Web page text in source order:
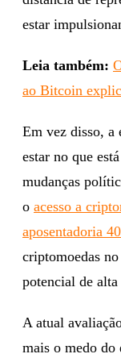
estar
Leia também:
ao Bitcoin
Em vez disso, a
estar no que
mudanças
o acesso a
aposentadoria
criptomoedas
potencial de
A atual
mais o medo do